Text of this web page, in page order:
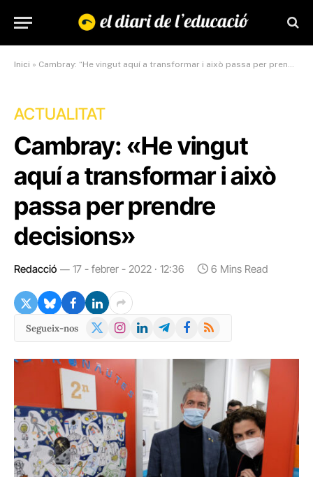
Inici » Cambray: “He vingut aquí a transformar i això passa per prendre decisions”
ACTUALITAT
Cambray: «He vingut
aquí a transformar i això
passa per prendre
decisions»
Redacció 17 - febrer - 2022 · 12:36 6 Mins Read
Segueix-nos
X
Instagram
LinkedInTelegramFacebook
RSS